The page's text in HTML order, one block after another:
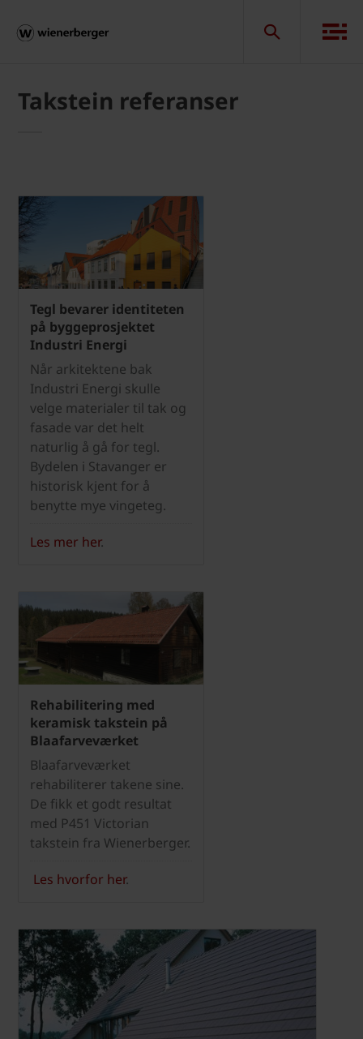
Takstein referanser
Tegl bevarer identiteten
på byggeprosjektet
Industri Energi
Når arkitektene bak
Industri Energi skulle
velge materialer til tak og
fasade var det helt
naturlig å gå for tegl.
Bydelen i Stavanger er
historisk kjent for å
benytte mye vingeteg.
Les mer her.
Rehabilitering med
keramisk takstein på
Blaafarveværket
Blaafarveværket
rehabiliterer takene sine.
De fikk et godt resultat
med P451 Victorian
takstein fra Wienerberger.
Les hvorfor her.